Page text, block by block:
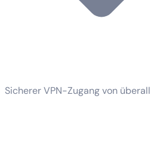
Sicherer VPN-Zugang von überall